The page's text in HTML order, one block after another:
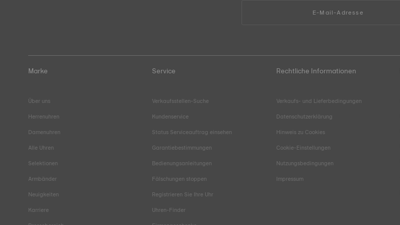
E-Mail-Adresse
Marke
Über uns
Herrenuhren
Damenuhren
Alle Uhren
Selektionen
Armbänder
Neuigkeiten
Karriere
Service
Verkaufsstellen-Suche
Kundenservice
Status Serviceauftrag einsehen
Garantiebestimmungen
Bedienungsanleitungen
Fälschungen stoppen
Registrieren Sie Ihre Uhr
Uhren-Finder
Rechtliche Informationen
Verkaufs- und Lieferbedingungen
Datenschutzerklärung
Hinweis zu Cookies
Cookie-Einstellungen
Nutzungsbedingungen
Impressum